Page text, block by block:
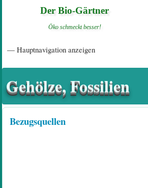
Der Bio-Gärtner
Öko schmeckt besser!
— Hauptnavigation anzeigen
Gehölze, Fossilien
Bezugsquellen